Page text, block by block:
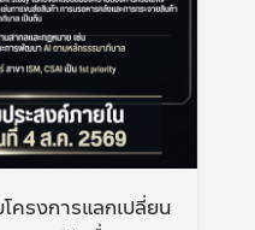
ครงการแลกเปลี่ยน